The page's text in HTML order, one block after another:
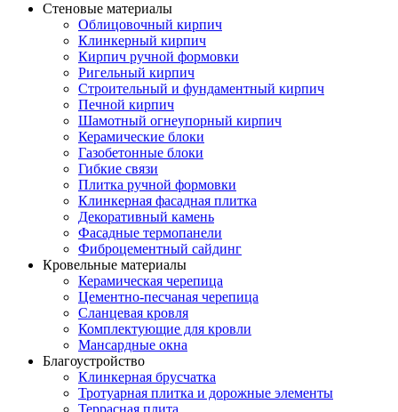
Стеновые материалы
Облицовочный кирпич
Клинкерный кирпич
Кирпич ручной формовки
Ригельный кирпич
Строительный и фундаментный кирпич
Печной кирпич
Шамотный огнеупорный кирпич
Керамические блоки
Газобетонные блоки
Гибкие связи
Плитка ручной формовки
Клинкерная фасадная плитка
Декоративный камень
Фасадные термопанели
Фиброцементный сайдинг
Кровельные материалы
Керамическая черепица
Цементно-песчаная черепица
Сланцевая кровля
Комплектующие для кровли
Мансардные окна
Благоустройство
Клинкерная брусчатка
Тротуарная плитка и дорожные элементы